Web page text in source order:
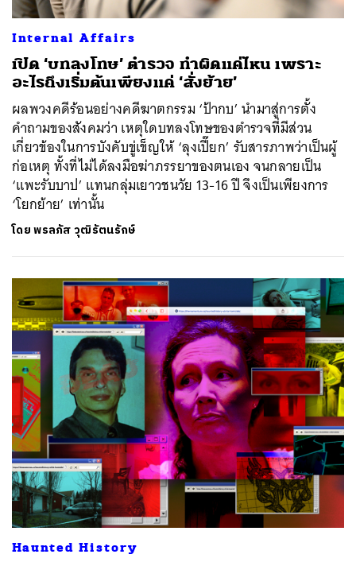
Internal Affairs
เปิด ‘บทลงโทษ’ ตำรวจ ทำผิดแค่ไหน เพราะ
อะไรถึงเริ่มต้นเพียงแค่ ‘สั่งย้าย’
ผลพวงคดีร้อนอย่างคดีฆาตกรรม ‘ป้ากบ’ นำมาสู่การตั้ง
คำถามของสังคมว่า เหตุใดบทลงโทษของตำรวจที่มีส่วน
เกี่ยวข้องในการบังคับขู่เข็ญให้ ‘ลุงเปี๊ยก’ รับสารภาพว่าเป็นผู้
ก่อเหตุ ทั้งที่ไม่ได้ลงมือฆ่าภรรยาของตนเอง จนกลายเป็น
‘แพะรับบาป’ แทนกลุ่มเยาวชนวัย 13-16 ปี จึงเป็นเพียงการ
‘โยกย้าย’ เท่านั้น
โดยพรลภัส วุฒิรัตนรักษ์
Haunted History